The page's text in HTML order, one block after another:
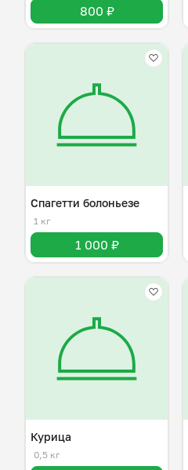
800 ₽
Спагетти болоньезе
1 кг
1 000 ₽
Курица
0,5 кг